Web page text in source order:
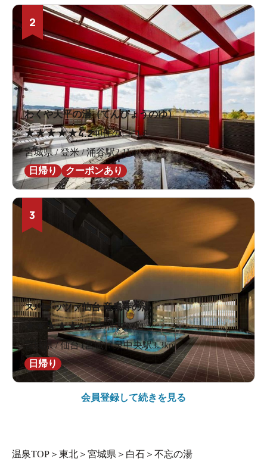
2
わくや天平の湯（てんぴょうのゆ）
★★★★★4.240件の口コミ
宮城県 / 登米 / 涌谷駅2.1km
日帰り
クーポンあり
3
スパメッツァ仙台 竜泉寺の湯
★★ ★★★4.7135件の口コミ
宮城県 / 仙台 (宮城) / 泉中央駅3.3km
日帰り
会員登録して続きを見る
温泉TOP ＞ 東北 ＞ 宮城県 ＞ 白石 ＞ 不忘の湯